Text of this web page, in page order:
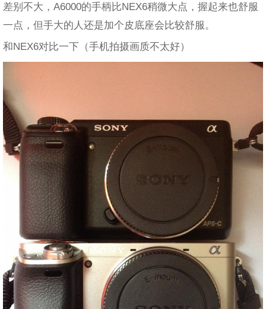
差别不大，A6000的手柄比NEX6稍微大点，握起来也舒服
一点，但手大的人还是加个皮底座会比较舒服。
和NEX6对比一下（手机拍摄画质不太好）